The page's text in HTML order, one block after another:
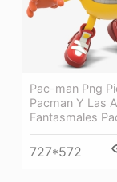
Pac-man Png
Pacman Y Las
Fantasmales
727*572